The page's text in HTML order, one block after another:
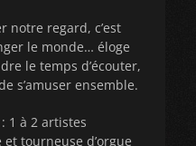
notre regard, c’est
le monde… éloge
le temps d’écouter,
s’amuser ensemble.
1 à 2 artistes
tourneuse d’orgue